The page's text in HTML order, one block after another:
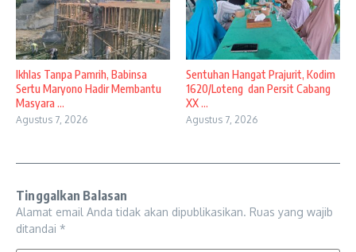
Ikhlas Tanpa Pamrih, Babinsa
Sertu Maryono Hadir Membantu
Masyara ...
Agustus 7, 2026
Sentuhan Hangat Prajurit, Kodim
1620/Loteng dan Persit Cabang
XX ...
Agustus 7, 2026
Tinggalkan Balasan
Alamat email Anda tidak akan dipublikasikan. Ruas yang wajib
ditandai *